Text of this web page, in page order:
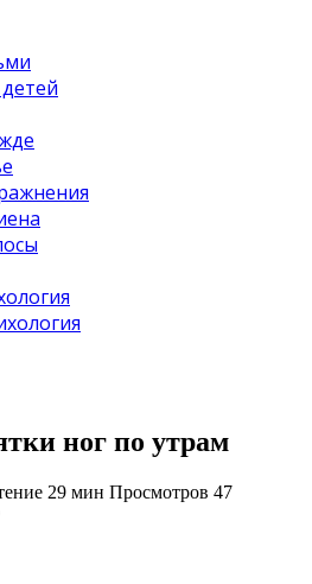
ног по утрам
29 мин Просмотров 47